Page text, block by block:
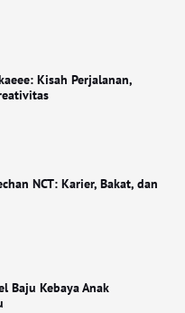
Kisah Perjalanan,
NCT: Karier, Bakat, dan
Baju Kebaya Anak